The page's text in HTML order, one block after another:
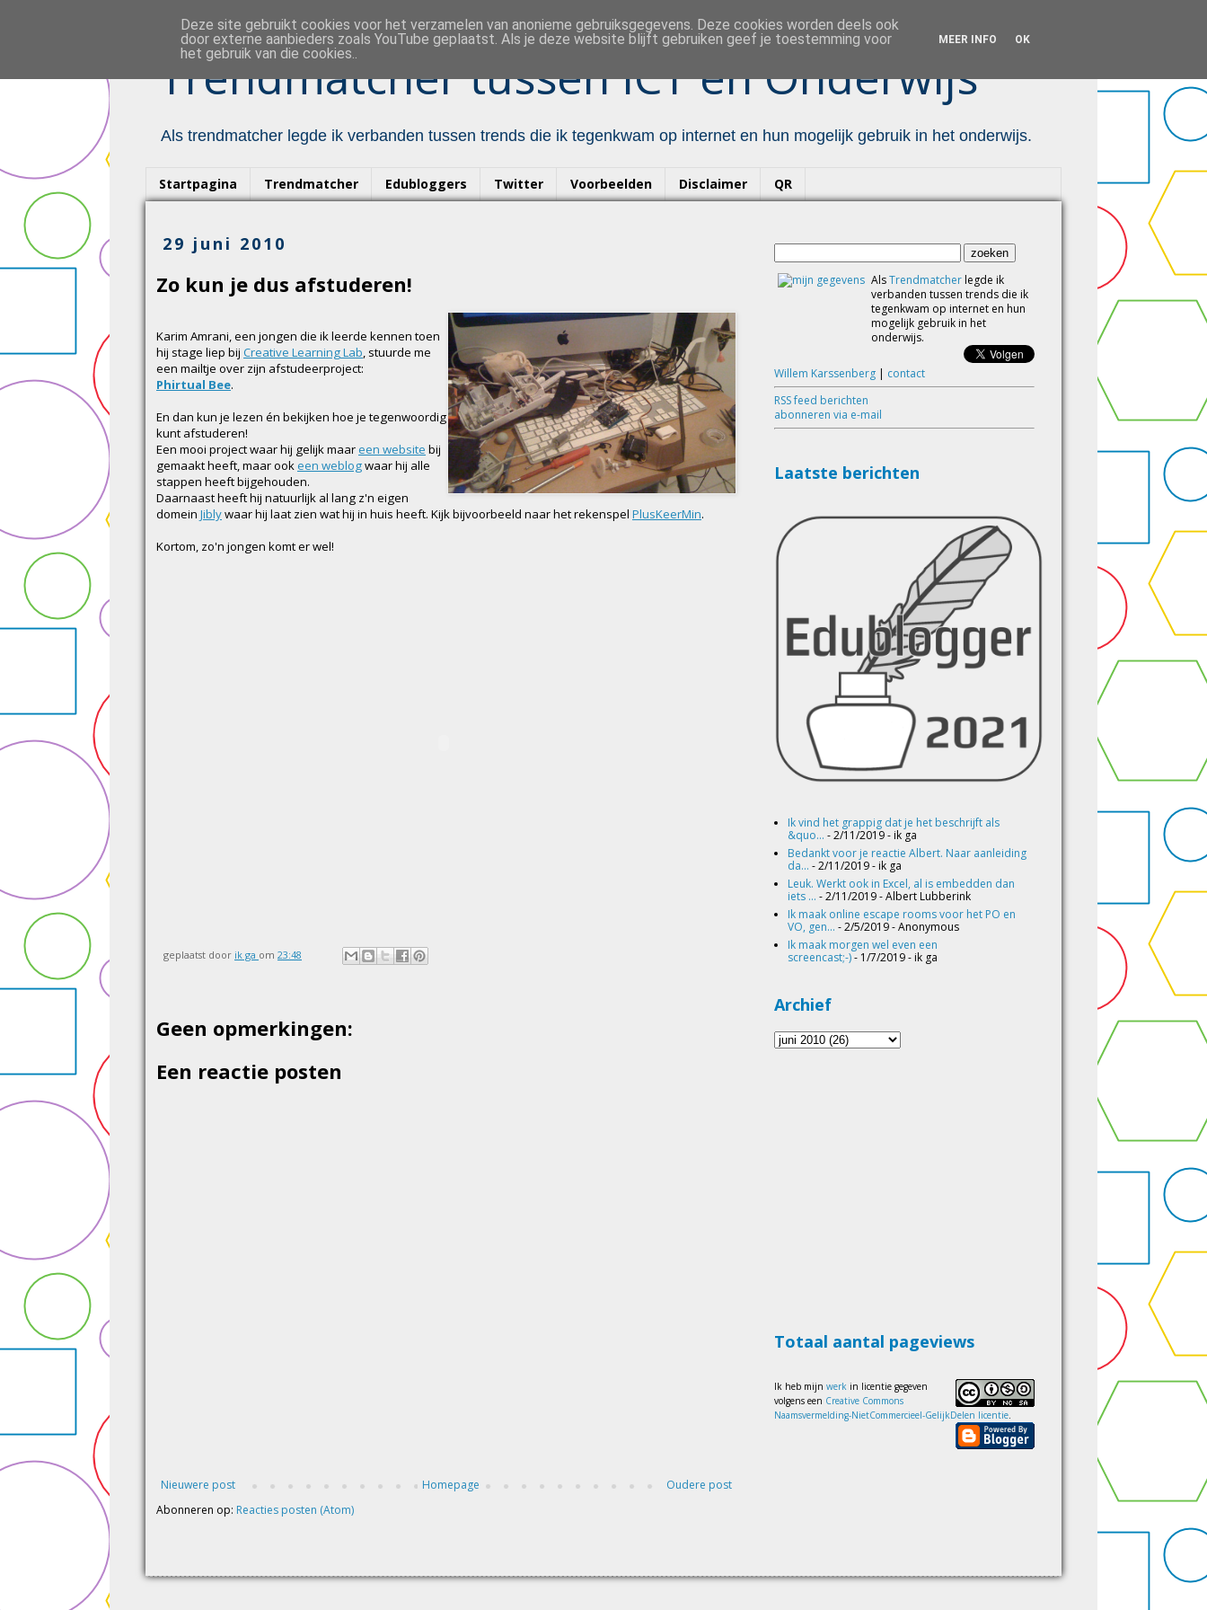
Trendmatcher tussen ICT en Onderwijs ™
Als trendmatcher legde ik verbanden tussen trends die ik tegenkwam op internet en hun mogelijk gebruik in het onderwijs.
Startpagina Trendmatcher Edubloggers Twitter Voorbeelden Disclaimer QR
29 juni 2010
Zo kun je dus afstuderen!
Karim Amrani, een jongen die ik leerde kennen toen
hij stage liep bij Creative Learning Lab, stuurde me
een mailtje over zijn afstudeerproject:
Phirtual Bee.
En dan kun je lezen én bekijken hoe je tegenwoordig
kunt afstuderen!
Een mooi project waar hij gelijk maareen website bij
gemaakt heeft, maar ookeen weblogwaar hij alle
stappen heeft bijgehouden.
Daarnaast heeft hij natuurlijk al lang z'n eigen
domein Jiblywaar hij laat zien wat hij in huis heeft. Kijk bijvoorbeeld naar het rekenspel PlusKeerMin.
Kortom, zo'n jongen komt er wel!
geplaatst door ik ga om 23:48
Geen opmerkingen:
Een reactie posten
Nieuwere post Oudere post
Homepage
Abonneren op: Reacties posten (Atom)
AlsTrendmatcher legde ik
verbanden tussen trends die ik
tegenkwam op internet en hun
mogelijk gebruik in het
onderwijs.
Willem Karssenberg | contact
RSS feed berichten
abonneren via e-mail
Laatste berichten
Ik vind het grappig dat je het beschrijft als
&quo... - 2/11/2019- ik ga
Bedankt voor je reactie Albert. Naar aanleiding
da... - 2/11/2019- ik ga
Leuk. Werkt ook in Excel, al is embedden dan
iets ... - 2/11/2019- Albert Lubberink
Ik maak online escape rooms voor het PO en
VO, gen... - 2/5/2019- Anonymous
Ik maak morgen wel even een
screencast;-)- 1/7/2019- ik ga
Archief
Totaal aantal pageviews
Ik heb mijn werk in licentie gegeven
volgens een Creative Commons
Naamsvermelding-NietCommercieel-GelijkDelen licentie
Deze site gebruikt cookies voor het verzamelen van anonieme gebruiksgegevens. Deze cookies worden deels ook
door externe aanbieders zoals YouTube geplaatst. Als je deze website blijft gebruiken geef je toestemming voor
het gebruik van die cookies..
MEER INFO OK